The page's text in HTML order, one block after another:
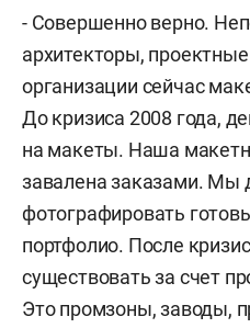
- Совершенно верно.
архитекторы,
организации сейчас
До кризиса 2008 года,
на макеты. Наша
завалена заказами. Мы
фотографировать
портфолио. После
существовать за счет
Это промзоны, заводы,